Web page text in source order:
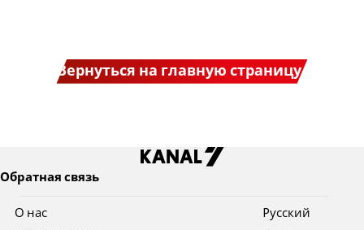
Вернуться на главную страницу
Обратная связь
О нас
Pусский